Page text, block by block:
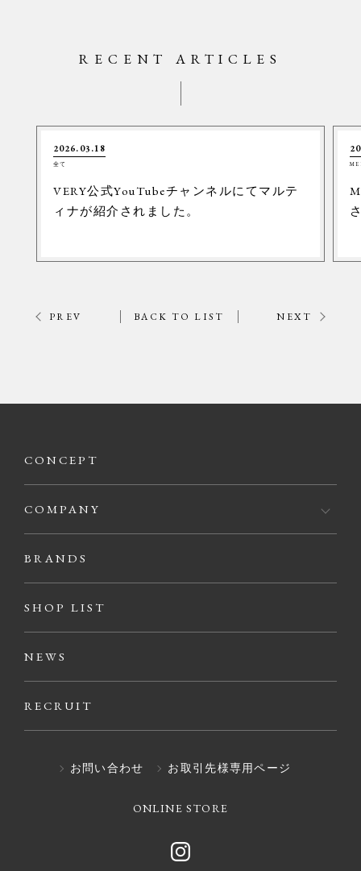
RECENT ARTICLES
2026.03.18
全て
VERY公式YouTubeチャンネルにてマルテ
ィナが紹介されました。
PREV BACK TO LIST NEXT
CONCEPT
COMPANY
BRANDS
SHOP LIST
NEWS
RECRUIT
お問い合わせ お取引先様専用ページ
ONLINE STORE